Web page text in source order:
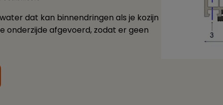
dat kan binnendringen als je kozijn
onderzijde afgevoerd, zodat er geen